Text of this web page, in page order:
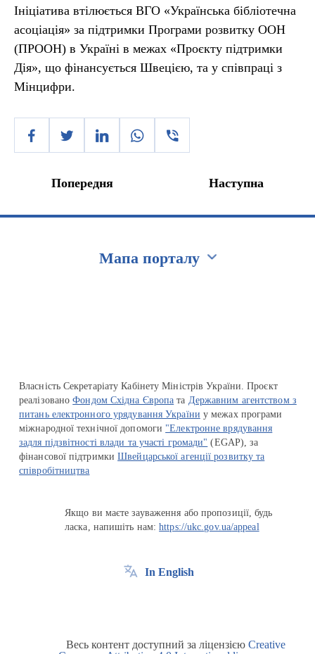
Ініціатива втілюється ВГО «Українська бібліотечна
асоціація» за підтримки Програми розвитку ООН
(ПРООН) в Україні в межах «Проєкту підтримки
Дія», що фінансується Швецією, та у співпраці з
Мінцифри.
Попередня Наступна
Мапа порталу
Власність Секретаріату Кабінету Міністрів України. Проєкт
реалізованоФондом Східна Європа та Державним агентством з
питань електронного урядування України у межах програми
міжнародної технічної допомоги "Електронне врядування
задля підзвітності влади та участі громади" (EGAP), за
фінансової підтримкиШвейцарської агенції розвитку та
співробітництва
Якщо ви маєте зауваження або пропозиції, будь
ласка, напишіть нам:https://ukc.gov.ua/appeal
In English
Весь контент доступний за ліцензією Creative